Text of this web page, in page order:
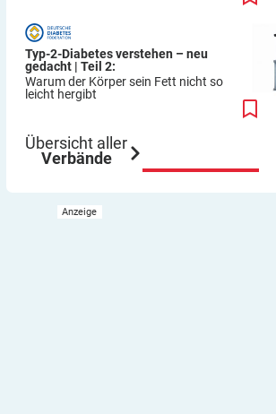
Typ-2-Diabetes verstehen – neu
gedacht | Teil 2:
Warum der Körper sein Fett nicht so
leicht hergibt
Übersicht aller
Verbände